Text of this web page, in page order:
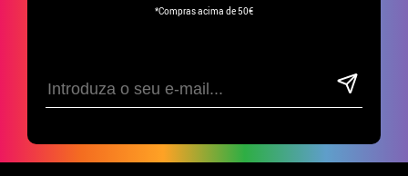
*Compras acima de 50€